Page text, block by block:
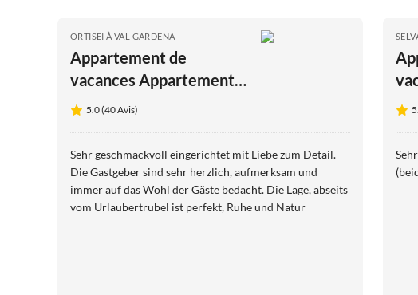
ORTISEI À VAL GARDENA
Appartement de
vacances Appartements
Arbea - Appartement de
5.0 (40 Avis)
Sehr geschmackvoll eingerichtet mit Liebe zum Detail.
Die Gastgeber sind sehr herzlich, aufmerksam und
immer auf das Wohl der Gäste bedacht. Die Lage, abseits
vom Urlaubertrubel ist perfekt, Ruhe und Natur